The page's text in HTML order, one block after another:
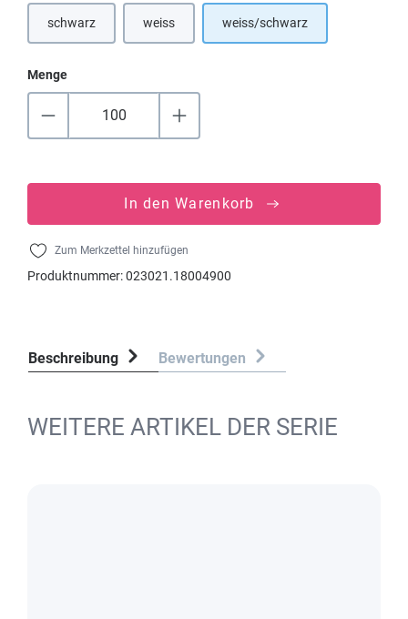
schwarz(Diese Option ist zurzeit nicht verfügbar.)
weiss(Diese Option ist zurzeit nicht verfügbar.)
weiss/schwarz
Menge
In den Warenkorb
Zum Merkzettel hinzufügen
Produktnummer:023021.18004900
Beschreibung Bewertungen
WEITERE ARTIKEL DER SERIE